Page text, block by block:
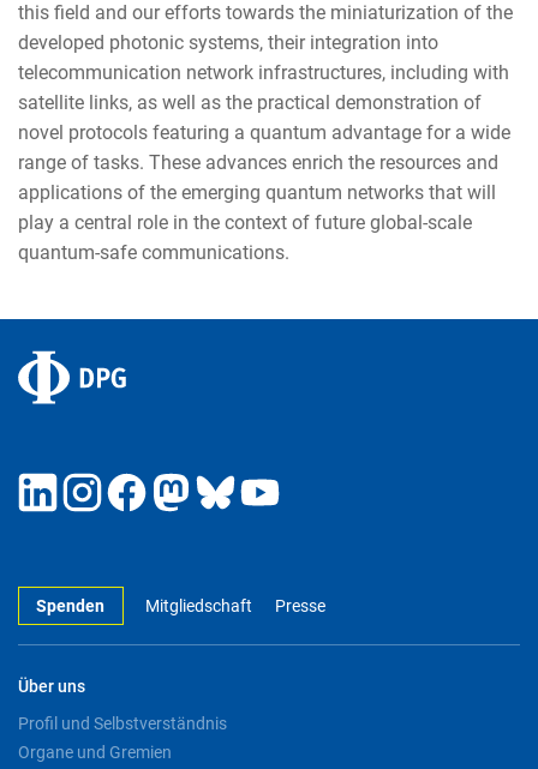
this field and our efforts towards the miniaturization of the
developed photonic systems, their integration into
telecommunication network infrastructures, including with
satellite links, as well as the practical demonstration of
novel protocols featuring a quantum advantage for a wide
range of tasks. These advances enrich the resources and
applications of the emerging quantum networks that will
play a central role in the context of future global-scale
quantum-safe communications.
Spenden Mitgliedschaft Presse
Über uns
Profil und Selbstverständnis
Organe und Gremien